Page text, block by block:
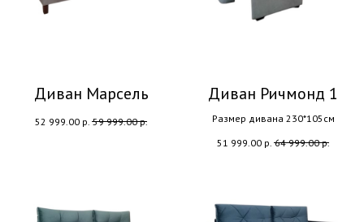
Диван Марсель
52 999.00 р. 59 999.00 р.
Диван Ричмонд 1
Размер дивана 230*105см
51 999.00 р. 64 999.00 р.